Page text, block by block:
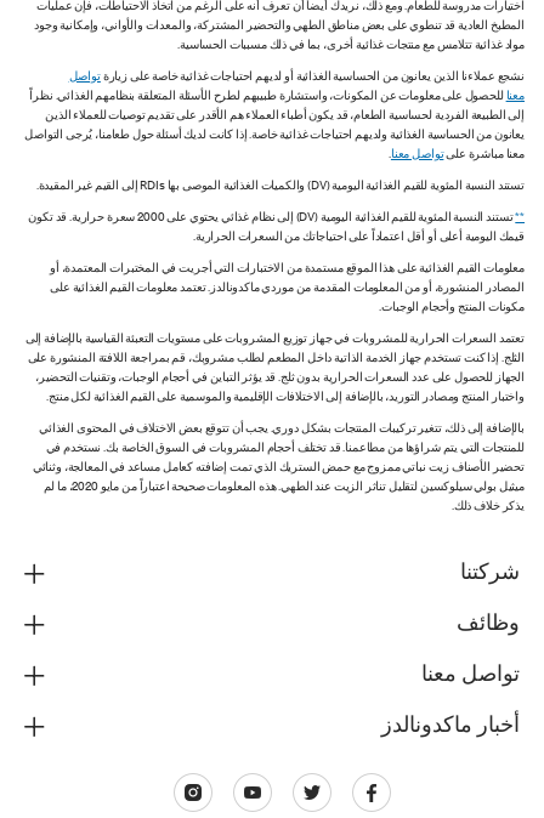
اختيارات مدروسة للطعام. ومع ذلك، نريدك أيضاً أن تعرف أنه على الرغم من اتخاذ الاحتياطات، فإن عمليات
المطبخ العادية قد تنطوي على بعض مناطق الطهي والتحضير المشتركة، والمعدات والأواني، وإمكانية وجود
مواد غذائية تتلامس مع منتجات غذائية أخرى، بما في ذلك مسببات الحساسية.
نشجع عملاءنا الذين يعانون من الحساسية الغذائية أو لديهم احتياجات غذائية خاصة على زيارةتواصل
معنا للحصول على معلومات عن المكونات، واستشارة طبيبهم لطرح الأسئلة المتعلقة بنظامهم الغذائي. نظراً
إلى الطبيعة الفردية لحساسية الطعام، قد يكون أطباء العملاء هم الأقدر على تقديم توصيات للعملاء الذين
يعانون من الحساسية الغذائية ولديهم احتياجات غذائية خاصة. إذا كانت لديك أسئلة حول طعامنا، يُرجى التواصل
معنا مباشرة علىتواصل معنا.
تستند النسبة المئوية للقيم الغذائية اليومية (DV) والكميات الغذائية الموصى بها RDIs إلى القيم غير المقيدة.
**
تستند النسبة المئوية للقيم الغذائية اليومية (DV) إلى نظام غذائي يحتوي على 2000 سعرة حرارية. قد تكون
قيمك اليومية أعلى أو أقل اعتماداً على احتياجاتك من السعرات الحرارية.
معلومات القيم الغذائية على هذا الموقع مستمدة من الاختبارات التي أجريت في المختبرات المعتمدة، أو
المصادر المنشورة، أو من المعلومات المقدمة من موردي ماكدونالدز. تعتمد معلومات القيم الغذائية على
مكونات المنتج وأحجام الوجبات.
تعتمد السعرات الحرارية للمشروبات في جهاز توزيع المشروبات على مستويات التعبئة القياسية بالإضافة إلى
الثلج. إذا كنت تستخدم جهاز الخدمة الذاتية داخل المطعم لطلب مشروبك، قم بمراجعة اللافتة المنشورة على
الجهاز للحصول على عدد السعرات الحرارية بدون ثلج. قد يؤثر التباين في أحجام الوجبات، وتقنيات التحضير،
واختبار المنتج ومصادر التوريد، بالإضافة إلى الاختلافات الإقليمية والموسمية على القيم الغذائية لكل منتج.
بالإضافة إلى ذلك، تتغير تركيبات المنتجات بشكل دوري. يجب أن تتوقع بعض الاختلاف في المحتوى الغذائي
للمنتجات التي يتم شراؤها من مطاعمنا. قد تختلف أحجام المشروبات في السوق الخاصة بك. نستخدم في
تحضير الأصناف زيت نباتي ممزوج مع حمض الستريك الذي تمت إضافته كعامل مساعد في المعالجة، وثنائي
ميثيل بولي سيلوكسين لتقليل تناثر الزيت عند الطهي. هذه المعلومات صحيحة اعتباراً من مايو 2020، ما لم
يذكر خلاف ذلك.
شركتنا
وظائف
تواصل معنا
أخبار ماكدونالدز